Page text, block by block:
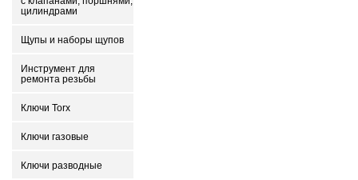
цилиндрами
Щупы и наборы щупов
Инструмент для
ремонта резьбы
Ключи Torx
Ключи газовые
Ключи разводные